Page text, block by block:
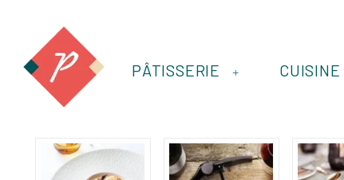
+
PÂTISSERIE CUISINE